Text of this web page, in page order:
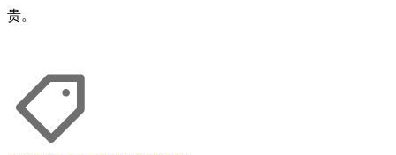
贵。